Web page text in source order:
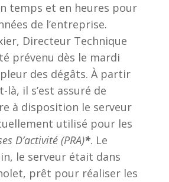
temps et en heures pour
de l’entreprise.
Directeur Technique
prévenu dès le mardi
des dégâts. À partir
là, il s’est assuré de
à disposition le serveur
utilisé pour les
D’activité (PRA)*. Le
le serveur était dans
prêt pour réaliser les